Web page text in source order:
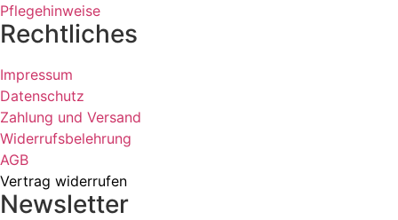
Pflegehinweise
Rechtliches
Impressum
Datenschutz
Zahlung und Versand
Widerrufsbelehrung
AGB
Vertrag widerrufen
Newsletter